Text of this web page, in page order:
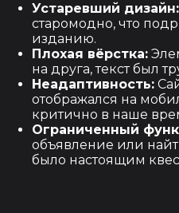
Устаревший дизайн:
старомодно, что
изданию.
Плохая вёрстка:
на друга, текст был
Неадаптивность:
отображался на
критично в наше
Ограниченный
объявление или
было настоящим